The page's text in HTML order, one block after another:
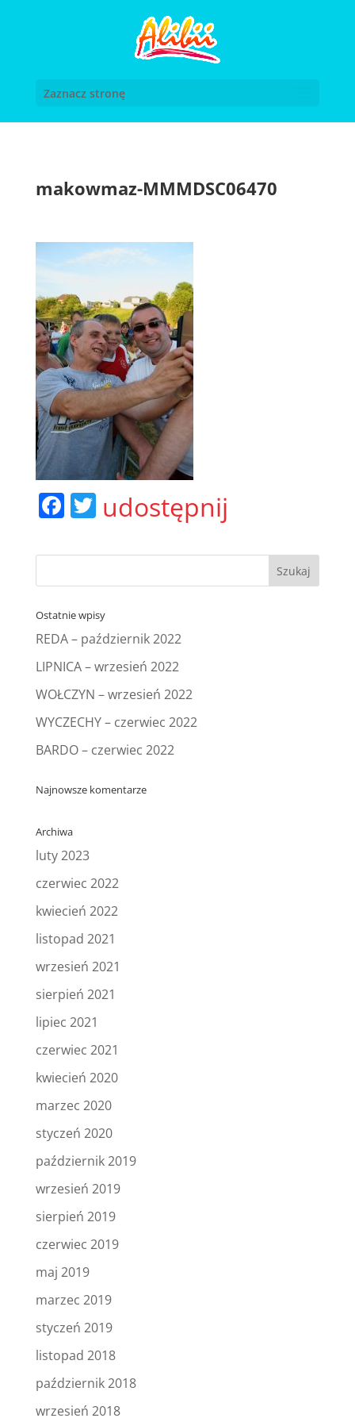
Zaznacz stronę
makowmaz-MMMDSC06470
F
c
e
b
o
o
k
T
itt
er
udostępnij
Ostatnie wpisy
REDA – październik 2022
LIPNICA – wrzesień 2022
WOŁCZYN – wrzesień 2022
WYCZECHY – czerwiec 2022
BARDO – czerwiec 2022
Najnowsze komentarze
Archiwa
luty 2023
czerwiec 2022
kwiecień 2022
listopad 2021
wrzesień 2021
sierpień 2021
lipiec 2021
czerwiec 2021
kwiecień 2020
marzec 2020
styczeń 2020
październik 2019
wrzesień 2019
sierpień 2019
czerwiec 2019
maj 2019
marzec 2019
styczeń 2019
listopad 2018
październik 2018
wrzesień 2018